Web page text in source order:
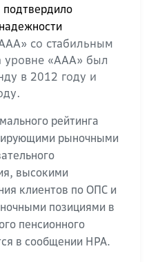
подтвердило
со стабильным
уровне «ААА» был
в 2012 году и
рейтинга
рыночными
высокими
клиентов по ОПС и
позициями в
пенсионного
в сообщении НРА.